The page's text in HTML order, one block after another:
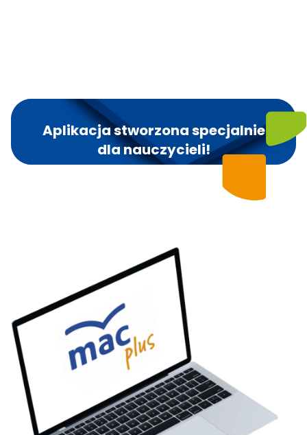
Aplikacja stworzona specjalnie
dla nauczycieli!
metodycznych na urządzeniach mobilnych. Możliwość